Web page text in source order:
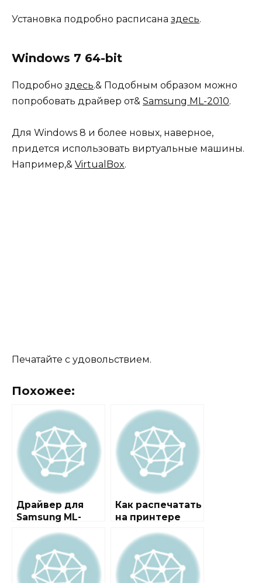
Установка подробно расписана здесь.
Windows 7 64-bit
Подробно здесь.& Подобным образом можно
попробовать драйвер от& Samsung ML-2010.
Для Windows 8 и более новых, наверное,
придется использовать виртуальные машины.
Например,& VirtualBox.
Печатайте с удовольствием.
Похожее:
Драйвер для
Samsung ML-
Как распечатать
на принтере